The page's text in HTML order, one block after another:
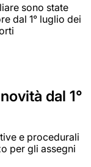
sono state
dal 1° luglio dei
dal 1°
e procedurali
per gli assegni